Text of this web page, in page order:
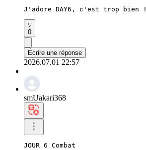
J'adore DAY6, c'est trop bien !
0
Écrire une réponse
2026.07.01 22:57
smUakari368
JOUR 6 Combat